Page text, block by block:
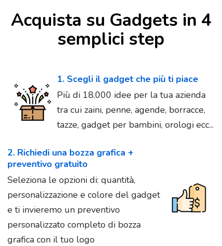
Acquista su Gadgets in 4
semplici step
1. Scegli il gadget che più ti piace
Più di 18.000 idee per la tua azienda
tra cui zaini, penne, agende, borracce,
tazze, gadget per bambini, orologi ecc...
2. Richiedi una bozza grafica +
preventivo gratuito
Seleziona le opzioni di: quantità,
personalizzazione e colore del gadget
e ti invieremo un preventivo
personalizzato completo di bozza
grafica con il tuo logo